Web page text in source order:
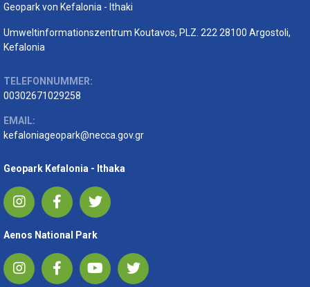
Geopark von Kefalonia - Ithaki
Umweltinformationszentrum Koutavos, PLZ. 222 28100 Argostoli,
Kefalonia
TELEFONNUMMER:
00302671029258
EMAIL:
kefaloniageopark@necca.gov.gr
Geopark Kefalonia - Ithaka
Aenos National Park